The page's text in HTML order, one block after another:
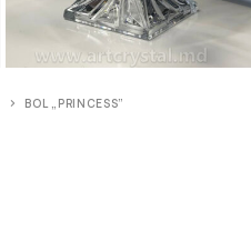
BOL „PRINCESS”